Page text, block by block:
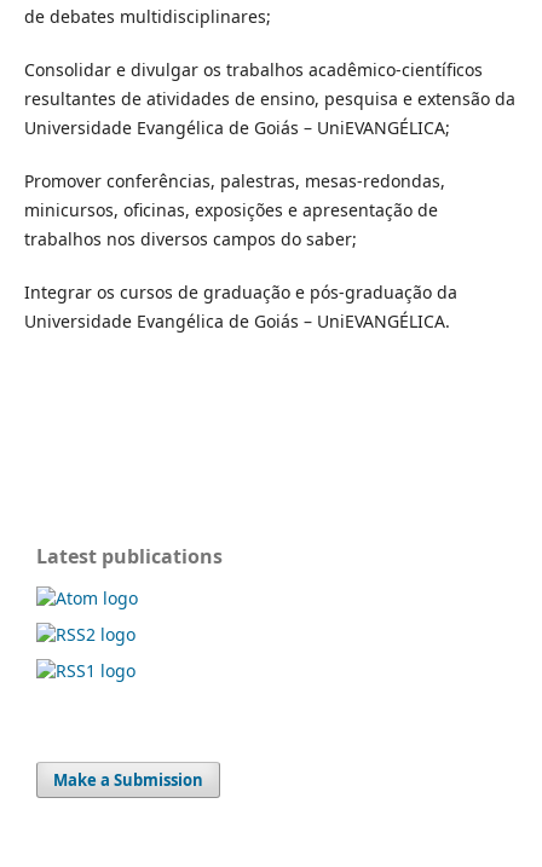
de debates multidisciplinares;
Consolidar e divulgar os trabalhos acadêmico-científicos
resultantes de atividades de ensino, pesquisa e extensão da
Universidade Evangélica de Goiás – UniEVANGÉLICA;
Promover conferências, palestras, mesas-redondas,
minicursos, oficinas, exposições e apresentação de
trabalhos nos diversos campos do saber;
Integrar os cursos de graduação e pós-graduação da
Universidade Evangélica de Goiás – UniEVANGÉLICA.
Latest publications
Make a Submission